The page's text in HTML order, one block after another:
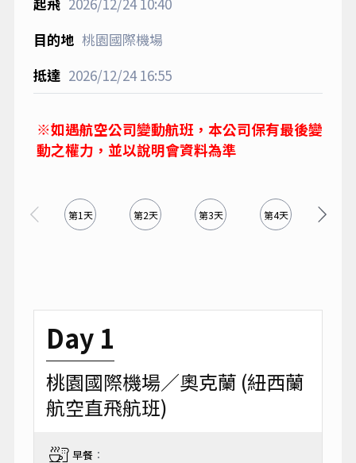
桃園國際機場
2026/12/2416:55
※如遇航空公司變動航班，本公司保有最後變
動之權力，並以說明會資料為準
第1天 第2天 第3天 第4天
Day 1
桃園國際機場／奧克蘭 (紐西蘭
航空直飛航班)
早餐：